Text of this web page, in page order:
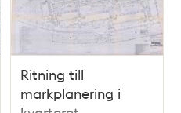
Ritning till
markplanering i